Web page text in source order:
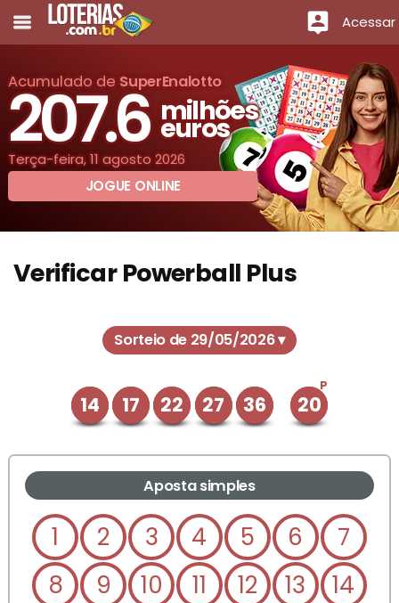
Acessar
Acumulado de SuperEnalotto
207.6 milhões
euros
Terça-feira, 11 agosto 2026
JOGUE ONLINE
Verificar Powerball Plus
Sorteio de 29/05/2026 ▾
14 17 22 27 36
P
20
Aposta simples
1 2 3 4 5 6
7
8
9 10 11 12 13
14